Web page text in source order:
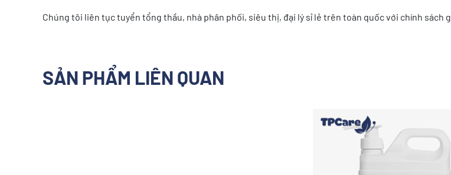
Chúng tôi liên tục tuyển tổng thầu, nhà phân phối, siêu thị, đại lý sỉ lẻ trên toàn quốc với chính sách
SẢN PHẨM LIÊN QUAN